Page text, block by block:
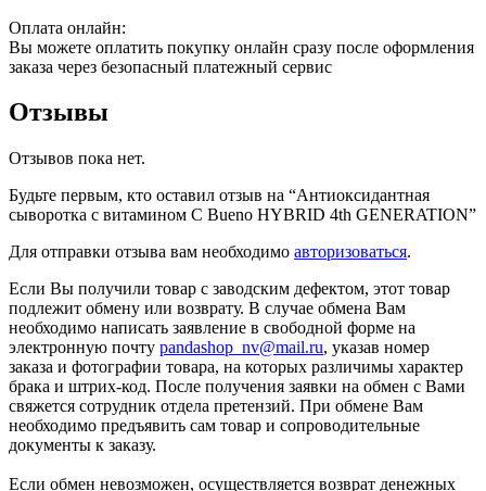
Оплата онлайн:
Вы можете оплатить покупку онлайн сразу после оформления
заказа через безопасный платежный сервис
Отзывы
Отзывов пока нет.
Будьте первым, кто оставил отзыв на “Антиоксидантная
сыворотка с витамином С Bueno HYBRID 4th GENERATION”
Для отправки отзыва вам необходимо авторизоваться.
Если Вы получили товар с заводским дефектом, этот товар
подлежит обмену или возврату. В случае обмена Вам
необходимо написать заявление в свободной форме на
электронную почту pandashop_nv@mail.ru, указав номер
заказа и фотографии товара, на которых различимы характер
брака и штрих-код. После получения заявки на обмен с Вами
свяжется сотрудник отдела претензий. При обмене Вам
необходимо предъявить сам товар и сопроводительные
документы к заказу.
Если обмен невозможен, осуществляется возврат денежных